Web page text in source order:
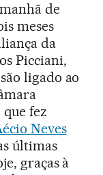
de
meses
da
Picciani,
ligado ao
que fez
Neves
últimas
graças à